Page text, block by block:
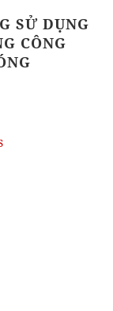
SỬ DỤNG
CÔNG